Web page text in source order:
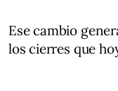
Ese cambio
los cierres que